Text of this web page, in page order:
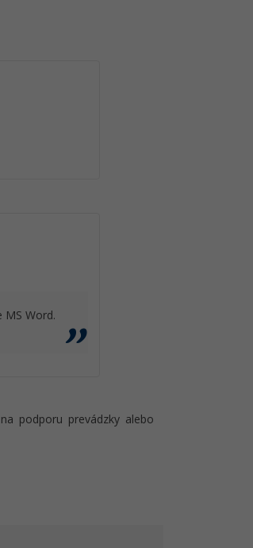
Word.
na podporu prevádzky alebo